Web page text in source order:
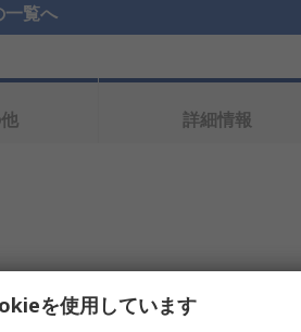
一覧へ
詳細情報
を使用しています